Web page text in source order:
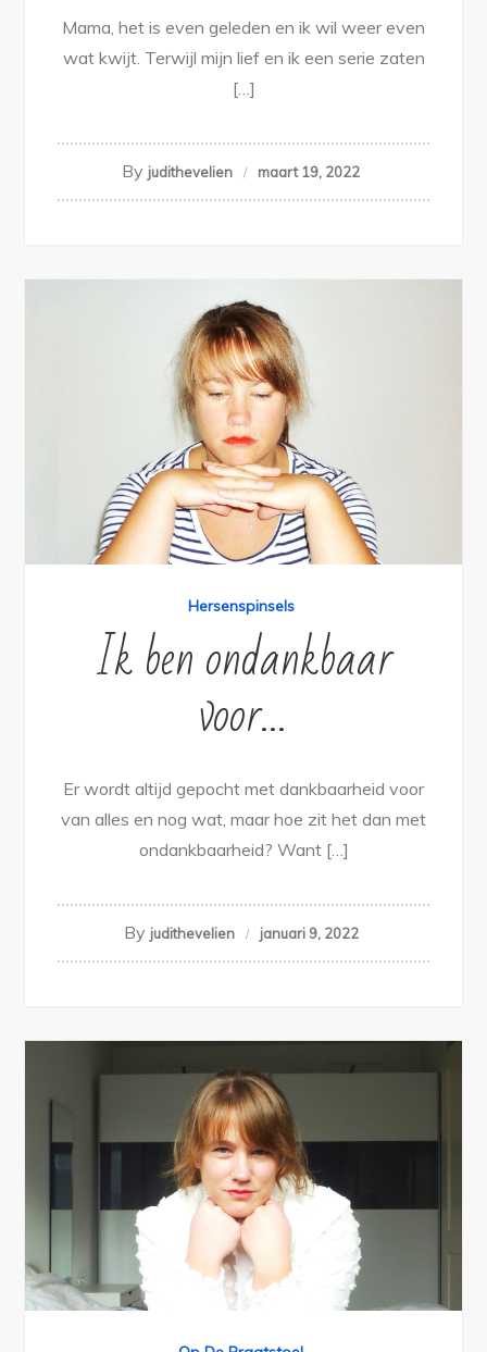
Mama, het is even geleden en ik wil weer even
wat kwijt. Terwijl mijn lief en ik een serie zaten
[…]
By judithevelien maart 19, 2022
Hersenspinsels
Ik ben ondankbaar
voor…
Er wordt altijd gepocht met dankbaarheid voor
van alles en nog wat, maar hoe zit het dan met
ondankbaarheid? Want […]
By judithevelien januari 9, 2022